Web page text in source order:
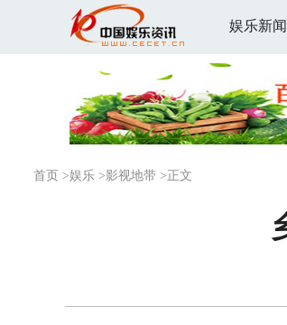
娱乐新闻
首页 >娱乐 >影视地带 >正文